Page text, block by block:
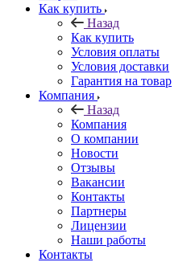
Как купить
Назад
Как купить
Условия оплаты
Условия доставки
Гарантия на товар
Компания
Назад
Компания
О компании
Новости
Отзывы
Вакансии
Контакты
Партнеры
Лицензии
Наши работы
Контакты